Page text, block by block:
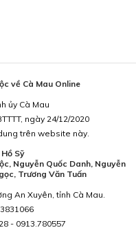
về Cà Mau Online
ủy Cà Mau
ngày 24/12/2020
trên website này.
Sỹ
Nguyễn Quốc Danh, Nguyễn
Trương Văn Tuấn
An Xuyên, tỉnh Cà Mau.
- 0913.780557